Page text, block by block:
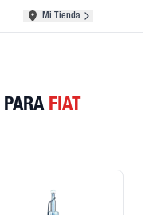
Mi Tienda
PARA FIAT